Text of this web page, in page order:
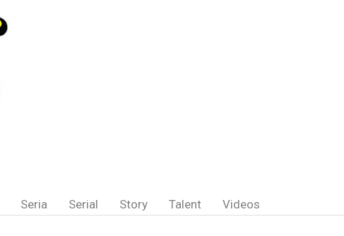
Seria Serial Story Talent Videos